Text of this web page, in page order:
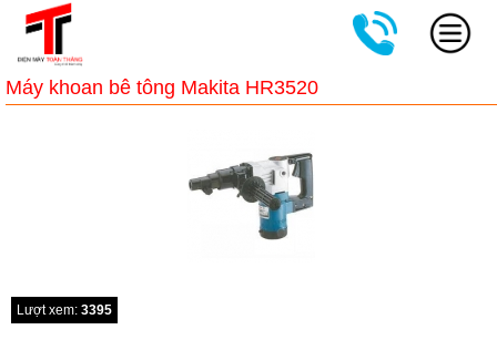
Máy khoan bê tông Makita HR3520
Lượt xem: 3395